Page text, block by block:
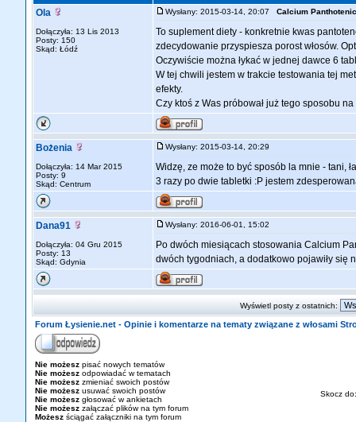
Ola
Dołączyła: 13 Lis 2013
Posty: 150
Skąd: Łódź
Wysłany: 2015-03-14, 20:07 Calcium
To suplement diety - konkretnie kwas
zdecydowanie przyspiesza porost włosów.
Oczywiście można łykać w jednej dawce 6
W tej chwili jestem w trakcie testowania tej
efekty.
Czy ktoś z Was próbował już tego sposobu
Bożenia
Dołączyła: 14 Mar 2015
Posty: 9
Skąd: Centrum
Wysłany: 2015-03-14, 20:29
Widzę, ze może to być sposób la mnie - tani,
3 razy po dwie tabletki :P jestem
Dana91
Dołączyła: 04 Gru 2015
Posty: 13
Skąd: Gdynia
Wysłany: 2016-06-01, 15:02
Po dwóch miesiącach stosowania Calcium
dwóch tygodniach, a dodatkowo pojawiły się
Wyświetl posty z ostatnich:
Forum Łysienie.net - Opinie i komentarze na tematy związane z włosami
Nie możesz pisać nowych tematów
Nie możesz odpowiadać w tematach
Nie możesz zmieniać swoich postów
Nie możesz usuwać swoich postów
Nie możesz głosować w ankietach
Nie możesz załączać plików na tym forum
Możesz ściągać załączniki na tym forum
Skocz